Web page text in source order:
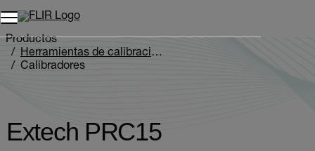
Unread messages
Modelo
Eliminar
artículos
artículo
Añadir al carro
Añadido al carro
Productos
Herramientas de calibración
Calibradores
Extech PRC15